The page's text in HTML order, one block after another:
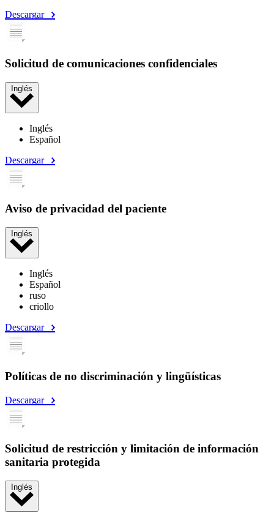
Descargar
Solicitud de comunicaciones confidenciales
Inglés
Inglés
Español
Descargar
Aviso de privacidad del paciente
Inglés
Inglés
Español
ruso
criollo
Descargar
Políticas de no discriminación y lingüísticas
Descargar
Solicitud de restricción y limitación de información
sanitaria protegida
Inglés